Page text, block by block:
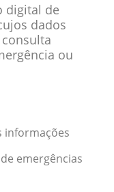
digital de
dados
ou
informações
emergências